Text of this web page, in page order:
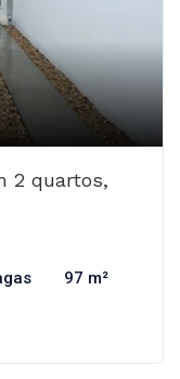
2 quartos,
97 m²